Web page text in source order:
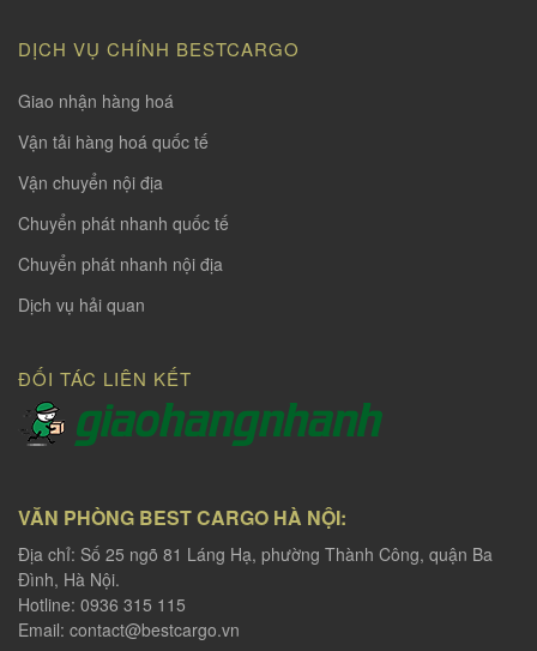
DỊCH VỤ CHÍNH BESTCARGO
Giao nhận hàng hoá
Vận tải hàng hoá quốc tế
Vận chuyển nội địa
Chuyển phát nhanh quốc tế
Chuyển phát nhanh nội địa
Dịch vụ hải quan
ĐỐI TÁC LIÊN KẾT
VĂN PHÒNG BEST CARGO HÀ NỘI:
Địa chỉ: Số 25 ngõ 81 Láng Hạ, phường Thành Công, quận Ba
Đình, Hà Nội.
Hotline: 0936 315 115
Email: contact@bestcargo.vn